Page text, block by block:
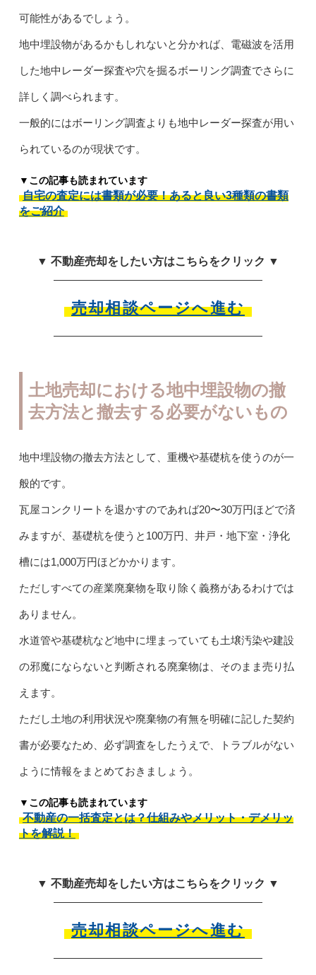
可能性があるでしょう。
地中埋設物があるかもしれないと分かれば、電磁波を活用
した地中レーダー探査や穴を掘るボーリング調査でさらに
詳しく調べられます。
一般的にはボーリング調査よりも地中レーダー探査が用い
られているのが現状です。
▼この記事も読まれています
自宅の査定には書類が必要！あると良い3種類の書類
をご紹介
▼ 不動産売却をしたい方はこちらをクリック ▼
売却相談ページへ進む
土地売却における地中埋設物の撤
去方法と撤去する必要がないもの
地中埋設物の撤去方法として、重機や基礎杭を使うのが一
般的です。
瓦屋コンクリートを退かすのであれば20〜30万円ほどで済
みますが、基礎杭を使うと100万円、井戸・地下室・浄化
槽には1,000万円ほどかかります。
ただしすべての産業廃棄物を取り除く義務があるわけでは
ありません。
水道管や基礎杭など地中に埋まっていても土壌汚染や建設
の邪魔にならないと判断される廃棄物は、そのまま売り払
えます。
ただし土地の利用状況や廃棄物の有無を明確に記した契約
書が必要なため、必ず調査をしたうえで、トラブルがない
ように情報をまとめておきましょう。
▼この記事も読まれています
不動産の一括査定とは？仕組みやメリット・デメリッ
トを解説！
▼ 不動産売却をしたい方はこちらをクリック ▼
売却相談ページへ進む